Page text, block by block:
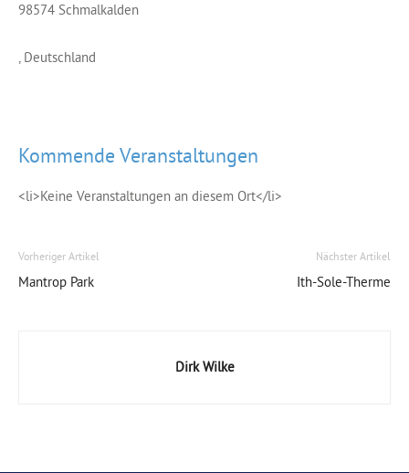
98574 Schmalkalden
, Deutschland
Kommende Veranstaltungen
<li>Keine Veranstaltungen an diesem Ort</li>
Vorheriger Artikel
Mantrop Park
Nächster Artikel
Ith-Sole-Therme
Dirk Wilke